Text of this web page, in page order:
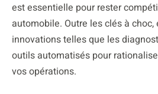
est essentielle pour rester
automobile. Outre les clés à choc,
innovations telles que les
outils automatisés pour
vos opérations.